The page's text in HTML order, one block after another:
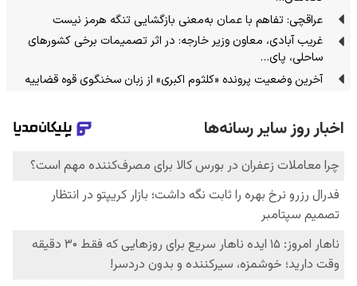
عراقچی: تفاهم با عمان به‌معنی بازگشایی تنگه هرمز نیست
غریب آبادی، معاون وزیر خارجه: در اثر تصمیمات برخی کشورهای
ساحلی، پای…
آخرین وضعیت پرونده «کلثوم اکبری» از زبان سخنگوی قوه قضاییه